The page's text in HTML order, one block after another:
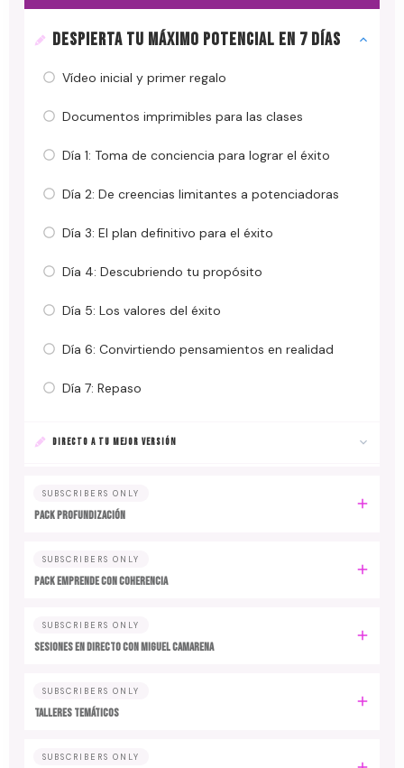
DESPIERTA TU MÁXIMO POTENCIAL EN 7 DÍAS
Vídeo inicial y primer regalo
Documentos imprimibles para las clases
Día 1: Toma de conciencia para lograr el éxito
Día 2: De creencias limitantes a potenciadoras
Día 3: El plan definitivo para el éxito
Día 4: Descubriendo tu propósito
Día 5: Los valores del éxito
Día 6: Convirtiendo pensamientos en realidad
Día 7: Repaso
DIRECTO A TU MEJOR VERSIÓN
SUBSCRIBERS ONLY
PACK PROFUNDIZACIÓN
SUBSCRIBERS ONLY
PACK EMPRENDE CON COHERENCIA
SUBSCRIBERS ONLY
SESIONES EN DIRECTO CON MIGUEL CAMARENA
SUBSCRIBERS ONLY
TALLERES TEMÁTICOS
SUBSCRIBERS ONLY